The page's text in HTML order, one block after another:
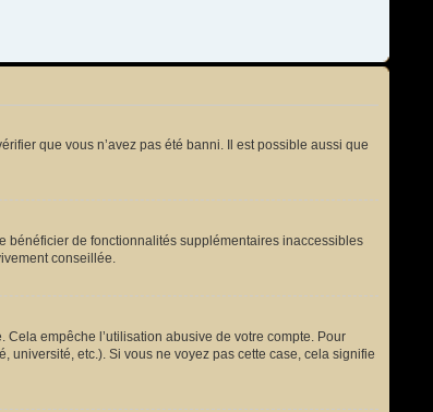
que vous n’avez pas été banni. Il est possible aussi que
bénéficier de fonctionnalités supplémentaires inaccessibles
conseillée.
empêche l’utilisation abusive de votre compte. Pour
université, etc.). Si vous ne voyez pas cette case, cela signifie